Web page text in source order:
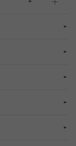
イツ）